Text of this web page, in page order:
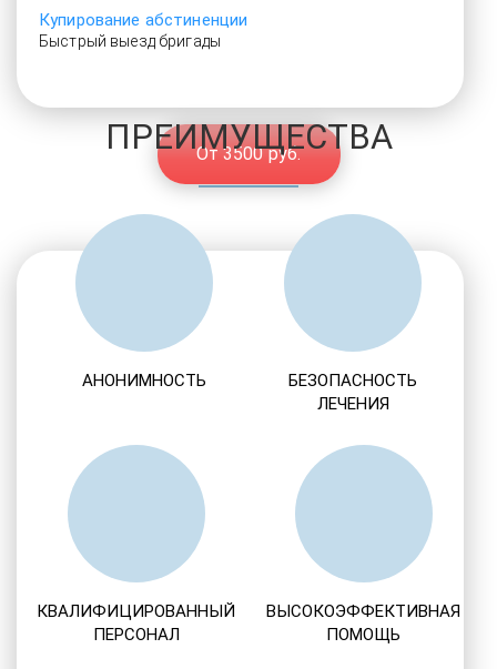
Купирование абстиненции
Быстрый выезд бригады
От 3500 руб.
ПРЕИМУЩЕСТВА
АНОНИМНОСТЬ
БЕЗОПАСНОСТЬ
ЛЕЧЕНИЯ
КВАЛИФИЦИРОВАННЫЙ
ПЕРСОНАЛ
ВЫСОКОЭФФЕКТИВНАЯ
ПОМОЩЬ